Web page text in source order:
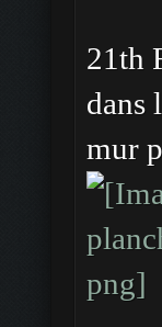
21th
dans
mur